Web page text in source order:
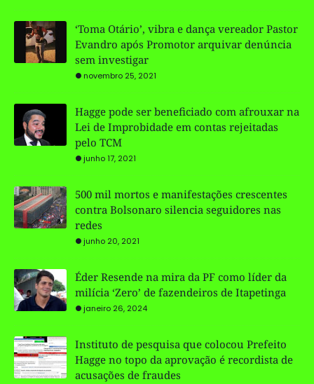
‘Toma Otário’, vibra e dança vereador Pastor
Evandro após Promotor arquivar denúncia
sem investigar
novembro 25, 2021
Hagge pode ser beneficiado com afrouxar na
Lei de Improbidade em contas rejeitadas
pelo TCM
junho 17, 2021
500 mil mortos e manifestações crescentes
contra Bolsonaro silencia seguidores nas
redes
junho 20, 2021
Éder Resende na mira da PF como líder da
milícia ‘Zero’ de fazendeiros de Itapetinga
janeiro 26, 2024
Instituto de pesquisa que colocou Prefeito
Hagge no topo da aprovação é recordista de
acusações de fraudes